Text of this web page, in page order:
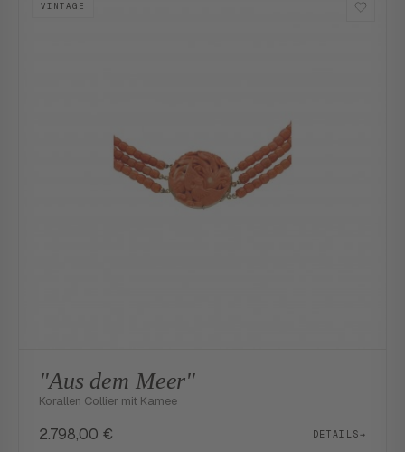
VINTAGE
"Aus dem Meer"
Korallen Collier mit Kamee
2.798,00 € DETAILS→